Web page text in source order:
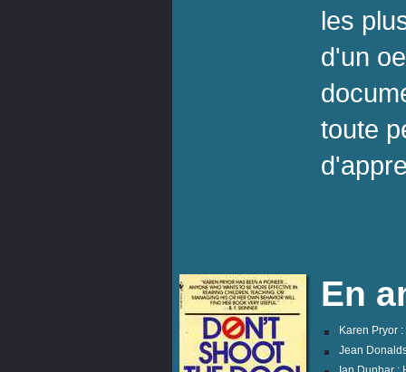
les
d'un
toute
En
Karen Pryor
Jean